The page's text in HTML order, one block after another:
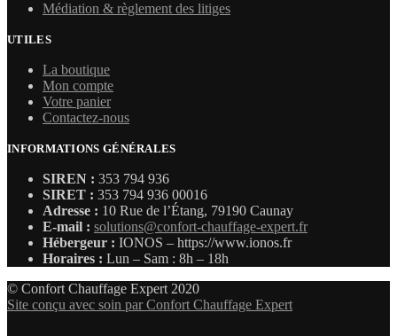
Médiation & règlement des litiges
UTILES
La boutique
Mon compte
Votre panier
Contactez-nous
INFORMATIONS GÉNÉRALES
SIREN : 353 794 936
SIRET : 353 794 936 00016
Adresse : 10 Rue de l’Étang, 79190 Caunay
E-mail : solutions@confort-chauffage-expert.fr
Hébergeur : IONOS – https://www.ionos.fr
Horaires : Lun – Sam : 8h – 18h
© Confort Chauffage Expert 2020
Site conçu avec soin par Confort Chauffage Expert